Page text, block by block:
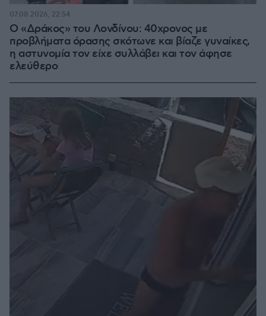
Ο «Δράκος» του Λονδίνου: 40χρονος με
προβλήματα όρασης σκότωνε και βίαζε γυναίκες,
η αστυνομία τον είχε συλλάβει και τον άφησε
ελεύθερο
07.08.2026, 22:54